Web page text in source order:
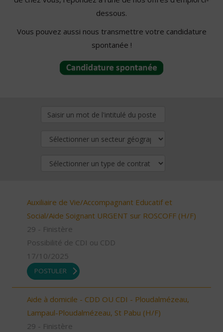
dessous.
Vous pouvez aussi nous transmettre votre candidature
spontanée !
Auxiliaire de Vie/Accompagnant Educatif et
Social/Aide Soignant URGENT sur ROSCOFF (H/F)
29 - Finistère
Possibilité de CDI ou CDD
17/10/2025
POSTULER
Aide à domicile - CDD OU CDI - Ploudalmézeau,
Lampaul-Ploudalmézeau, St Pabu (H/F)
29 - Finistère